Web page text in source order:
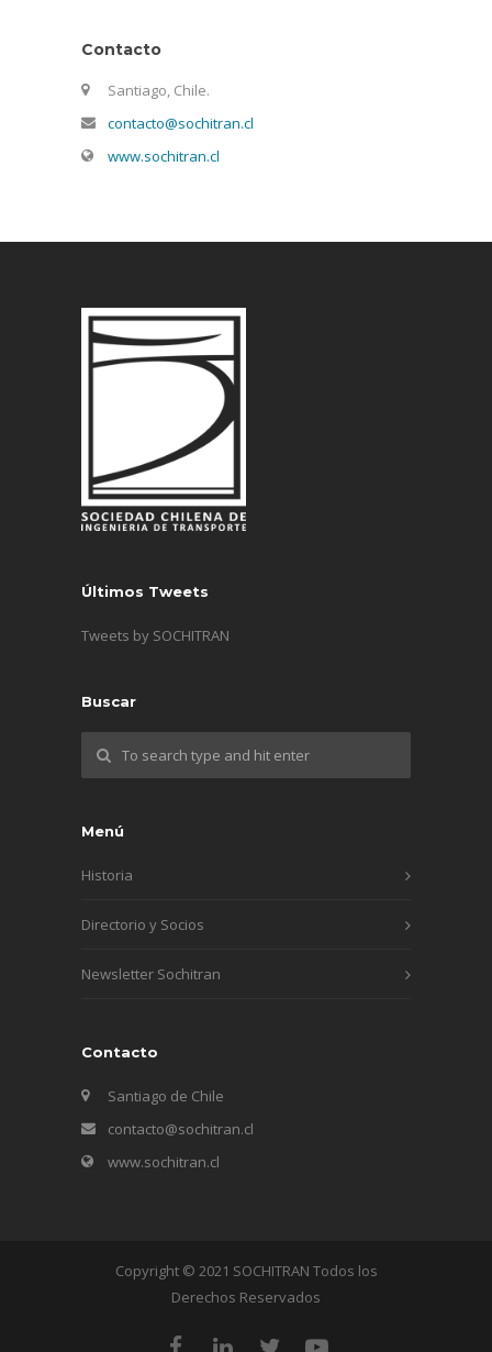
Contacto
Santiago, Chile.
contacto@sochitran.cl
www.sochitran.cl
Últimos Tweets
Tweets by SOCHITRAN
Buscar
Menú
Historia
Directorio y Socios
Newsletter Sochitran
Contacto
Santiago de Chile
contacto@sochitran.cl
www.sochitran.cl
Copyright © 2021 SOCHITRAN Todos los
Derechos Reservados